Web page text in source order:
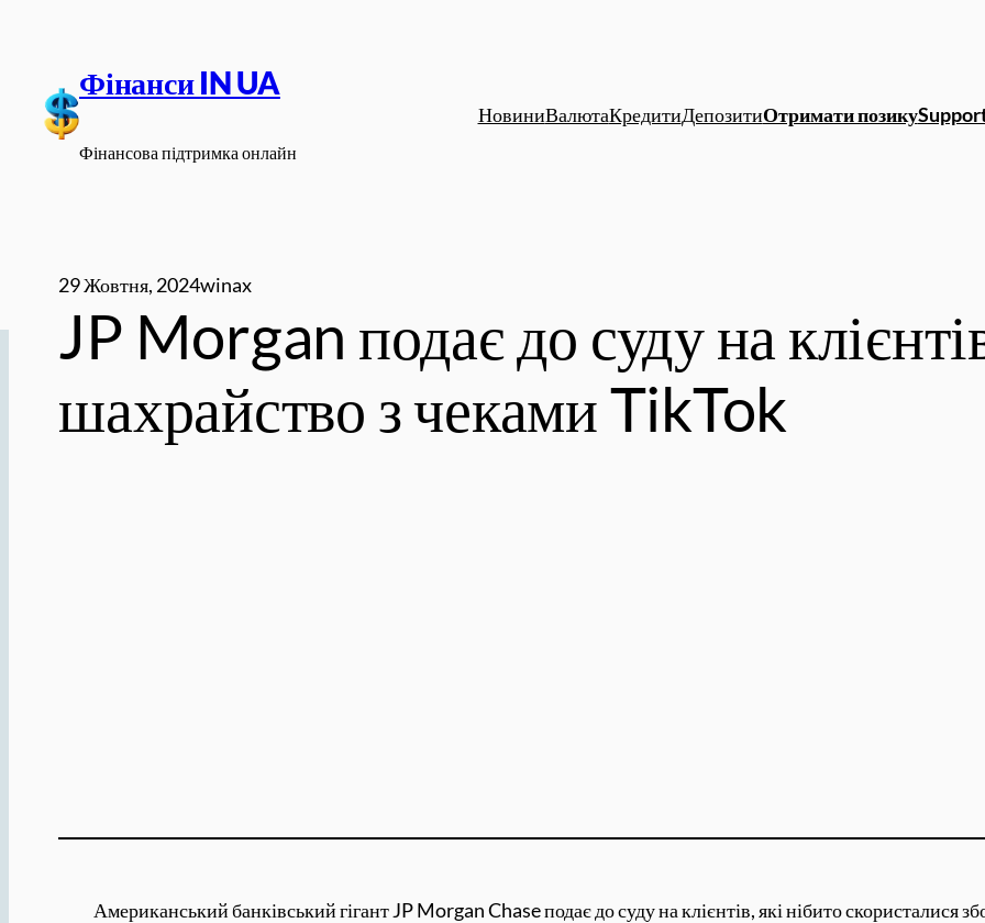
вмісту
Фінанси IN UA
Фінансова підтримка онлайн
НовиниВалютаКредитиДепозитиОтримати позику
29 Жовтня, 2024winax
JP Morgan подає до суду на
шахрайство з чеками TikTok
Американський банківський гігант JP Morgan Chase подає до суду на клієнтів, які нібито скористалися